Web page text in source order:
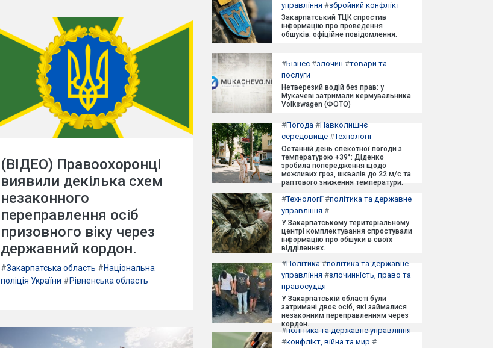
(ВІДЕО) Правоохоронці
виявили декілька схем
незаконного
переправлення осіб
призовного віку через
державний кордон.
#Закарпатська область #Національна
поліція України #Рівненська область
управління #збройний конфлікт
Закарпатський ТЦК спростив
інформацію про проведення
обшуків: офіційне повідомлення.
#Бізнес #злочин #товари та
послуги
Нетверезий водій без прав: у
Мукачеві затримали кермувальника
Volkswagen (ФОТО)
#Погода #Навколишнє
середовище #Технології
Останній день спекотної погоди з
температурою +39°: Діденко
зробила попередження щодо
можливих гроз, шквалів до 22 м/с та
раптового зниження температури.
#Технології#політика та державне
управління #
У Закарпатському територіальному
центрі комплектування спростували
інформацію про обшуки в своїх
відділеннях.
#Політика #політика та державне
управління #злочинність, право та
правосуддя
У Закарпатській області були
затримані двоє осіб, які займалися
незаконним переправленням через
кордон.
#політика та державне управління
#конфлікт, війна та мир #